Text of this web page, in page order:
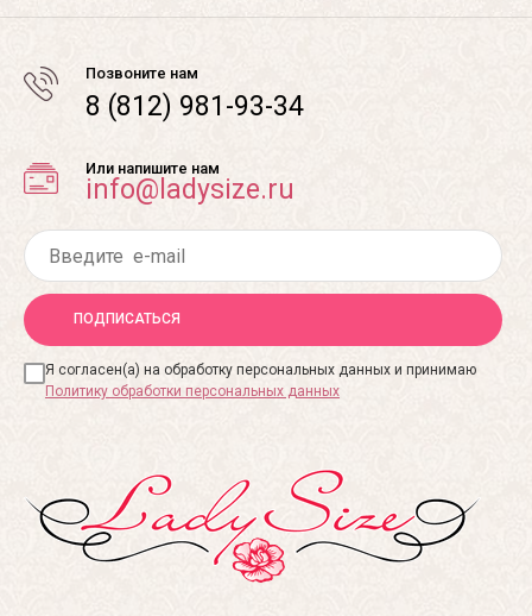
Позвоните нам
8 (812) 981-93-34
Или напишите нам
info@ladysize.ru
ПОДПИСАТЬСЯ
Я согласен(а) на обработку персональных данных и принимаю
Политику обработки персональных данных